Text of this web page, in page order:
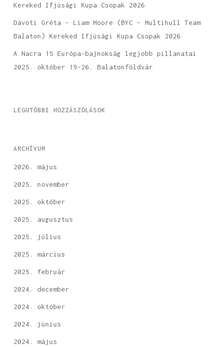
Kereked Ifjúsági Kupa Csopak 2026
Dávoti Gréta – Liam Moore (BYC – Multihull Team
Balaton) Kereked Ifjúsági Kupa Csopak 2026
A Nacra 15 Európa-bajnokság legjobb pillanatai
2025. október 19-26. Balatonföldvár
LEGUTÓBBI HOZZÁSZÓLÁSOK
ARCHÍVUM
2026. május
2025. november
2025. október
2025. augusztus
2025. július
2025. március
2025. február
2024. december
2024. október
2024. június
2024. május